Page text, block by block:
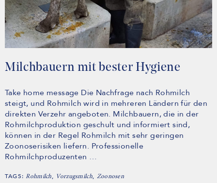
Milchbauern mit bester Hygiene
Take home message Die Nachfrage nach Rohmilch
steigt, und Rohmilch wird in mehreren Ländern für den
direkten Verzehr angeboten. Milchbauern, die in der
Rohmilchproduktion geschult und informiert sind,
können in der Regel Rohmilch mit sehr geringen
Zoonoserisiken liefern. Professionelle
Rohmilchproduzenten …
TAGS:Rohmilch, Vorzugsmilch, Zoonosen